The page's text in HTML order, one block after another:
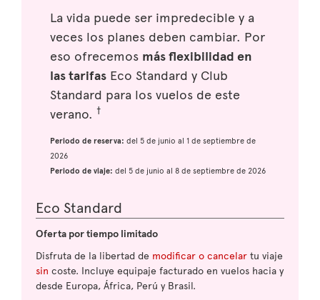
La vida puede ser impredecible y a
veces los planes deben cambiar. Por
eso ofrecemos más flexibilidad en
las tarifas Eco Standard y Club
Standard para los vuelos de este
verano. †
Periodo de reserva: del 5 de junio al 1 de septiembre de
2026
Periodo de viaje: del 5 de junio al 8 de septiembre de 2026
Eco Standard
Oferta por tiempo limitado
Disfruta de la libertad de modificar o cancelar tu viaje
sin coste. Incluye equipaje facturado en vuelos hacia y
desde Europa, África, Perú y Brasil.